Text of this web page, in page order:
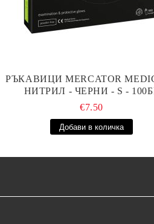
РЪКАВИЦИ MERCATOR
НИТРИЛ - ЧЕРНИ - S -
€7.50